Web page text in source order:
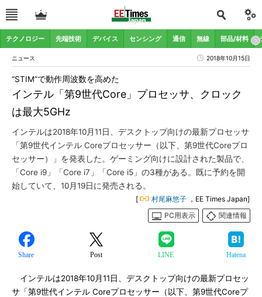
テクノロジー 先端技術 デバイス センシング 通信 無線 部品/材料
ニュース 2018年10月15日
インテル「第9世代Core」プロセッサ、クロック
は最大5GHz
“STIM”で動作周波数を高めた
インテルは2018年10月11日、デスクトップ向けの最新プロセッサ
「第9世代インテル Coreプロセッサー（以下、第9世代Coreプロ
セッサー）」を発表した。ゲーミング向けに設計された製品で、
「Core i9」「Core i7」「Core i5」の3種がある。既に予約を開
始していて、10月19日に発売される。
[ 村尾麻悠子 ，EE Times Japan]
PC用表示
関連情報
Share Post LINE Hatena
インテルは2018年10月11日、デスクトップ向けの最新プロセッ
サ「第9世代インテル Coreプロセッサー（以下、第9世代Coreプ